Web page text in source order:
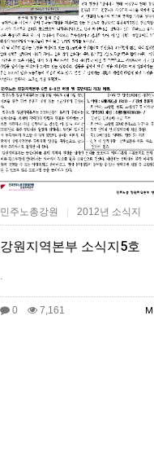
민주노총강원 | 2012년 소식지
강원지역본부 소식지5호
.
0 7,161